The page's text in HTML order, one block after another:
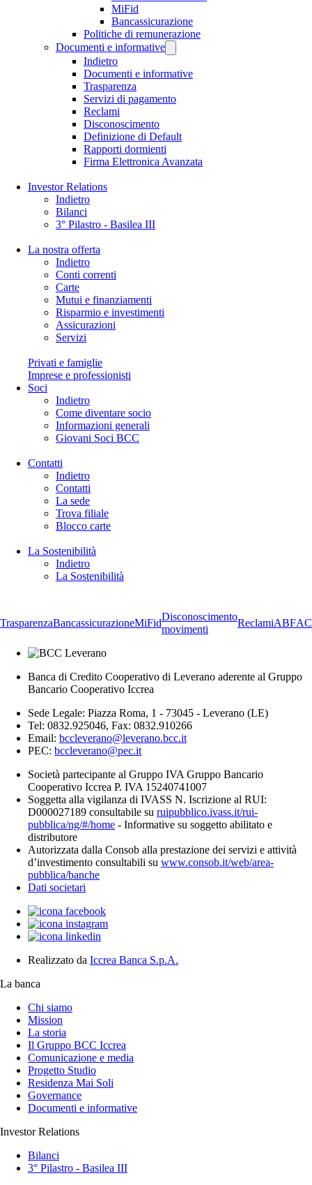
MiFid
Bancassicurazione
Politiche di remunerazione
Documenti e informative
Indietro
Documenti e informative
Trasparenza
Servizi di pagamento
Reclami
Disconoscimento
Definizione di Default
Rapporti dormienti
Firma Elettronica Avanzata
Investor Relations
Indietro
Bilanci
3° Pilastro - Basilea III
La nostra offerta
Indietro
Conti correnti
Carte
Mutui e finanziamenti
Risparmio e investimenti
Assicurazioni
Servizi
Privati e famiglie
Imprese e professionisti
Soci
Indietro
Come diventare socio
Informazioni generali
Giovani Soci BCC
Contatti
Indietro
Contatti
La sede
Trova filiale
Blocco carte
La Sostenibilità
Indietro
La Sostenibilità
TrasparenzaBancassicurazioneMiFid
Disconoscimento
movimenti
ReclamiABF
Banca di Credito Cooperativo di Leverano aderente al Gruppo
Bancario Cooperativo Iccrea
Sede Legale: Piazza Roma, 1 - 73045 - Leverano (LE)
Tel: 0832.925046, Fax: 0832.910266
Email: bccleverano@leverano.bcc.it
PEC: bccleverano@pec.it
Società partecipante al Gruppo IVA Gruppo Bancario
Cooperativo Iccrea P. IVA 15240741007
Soggetta alla vigilanza di IVASS N. Iscrizione al RUI:
D000027189 consultabile su ruipubblico.ivass.it/rui-
pubblica/ng/#/home - Informative su soggetto abilitato e
distributore
Autorizzata dalla Consob alla prestazione dei servizi e attività
d’investimento consultabili su www.consob.it/web/area-
pubblica/banche
Dati societari
Realizzato da Iccrea Banca S.p.A.
La banca
Chi siamo
Mission
La storia
Il Gruppo BCC Iccrea
Comunicazione e media
Progetto Studio
Residenza Mai Soli
Governance
Documenti e informative
Investor Relations
Bilanci
3° Pilastro - Basilea III